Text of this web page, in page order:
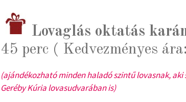
Lovaglás oktatás
45 perc ( Kedvezményes
(ajándékozható minden haladó szintű lovasnak,
Geréby Kúria lovasudvarában is)